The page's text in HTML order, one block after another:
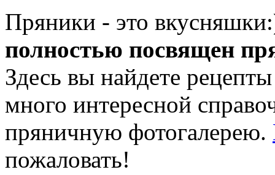
Пряники - это
полностью посвящен
Здесь вы найдете
много интересной
пряничную фотогалерею.
пожаловать!